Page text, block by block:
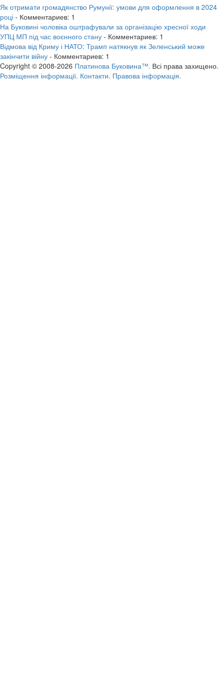
Як отримати громадянство Румунії: умови для оформлення в 2024
році - Комментариев: 1
На Буковині чоловіка оштрафували за організацію хресної ходи
УПЦ МП під час воєнного стану - Комментариев: 1
Відмова від Криму і НАТО: Трамп натякнув як Зеленський може
закінчити війну - Комментариев: 1
Copyright © 2008-2026 Платинова Буковина™. Всі права захищено.
Розміщення інформації. Контакти. Правова інформація.